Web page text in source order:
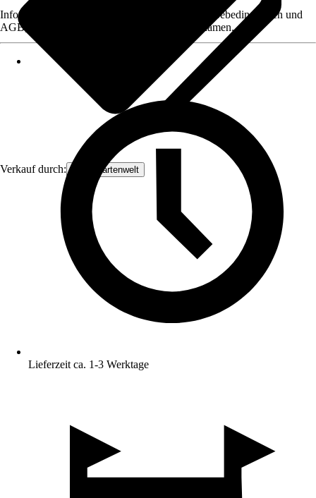
Verkauf durch: DeineGartenwelt
Informationen des Verkäufers, wie z. B. Rückgabebedingungen und
AGB, finden Sie bei Klick auf den Verkäufernamen.
Lieferzeit ca. 1-3 Werktage